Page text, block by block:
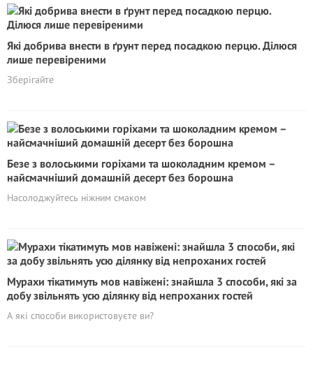
Які добрива внести в ґрунт перед посадкою перцю. Ділюся
лише перевіреними
Зберігайте
Безе з волоськими горіхами та шоколадним кремом –
найсмачніший домашній десерт без борошна
Насолоджуйтесь ніжним смаком
Мурахи тікатимуть мов навіжені: знайшла 3 способи, які за
добу звільнять усю ділянку від непроханих гостей
А які способи використовуєте ви?